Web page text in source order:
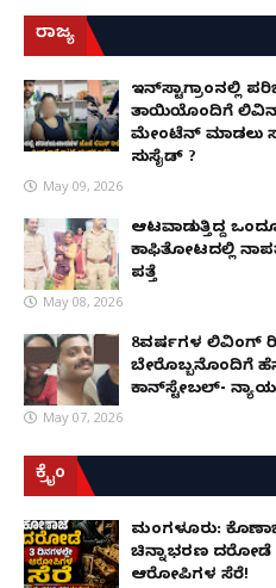
ರಾಜ್ಯ
ಇನ್​ಸ್ಟಾಗ್ರಾಂನಲ್ಲಿ
ತಾಯಿಯೊಂದಿಗೆ ಲಿವಿನ್
ಮೇಂಟೆನ್ ಮಾಡಲು
ಸುಸೈಡ್ ?
May 09, 2026
ಆಟವಾಡುತ್ತಿದ್ದ
ಕಾಫಿತೋಟದಲ್ಲಿ
ಪತ್ತೆ
May 08, 2026
8ವರ್ಷಗಳ ಲಿವಿಂಗ್‌
ಬೇರೊಬ್ಬನೊಂದಿಗೆ
ಕಾನ್‌ಸ್ಟೇಬಲ್-
May 07, 2026
ಕ್ರೈಂ
ಮಂಗಳೂರು:
ಚಿನ್ನಾಭರಣ ದರೋಡೆ
ಆರೋಪಿಗಳ ಸೆರೆ!